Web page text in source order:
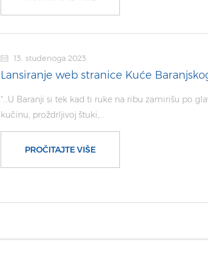
13. studenoga 2023
Lansiranje web stranice Kuće
“…U Baranji si tek kad ti ruke na ribu zamirišu po
kučinu, proždrljivoj štuki,…
PROČITAJTE VIŠE